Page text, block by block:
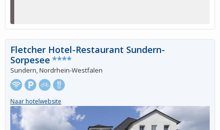
Fletcher Hotel-Restaurant Sundern-
Sorpesee ****
Sundern, Nordrhein-Westfalen
Naar hotelwebsite